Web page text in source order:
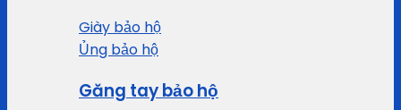
Giày bảo hộ
Ủng bảo hộ
Găng tay bảo hộ